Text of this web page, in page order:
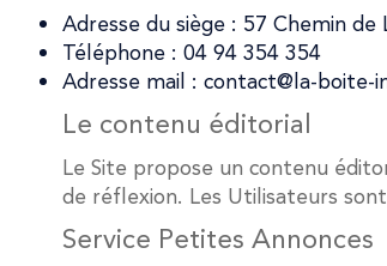
Adresse du siège : 57 Chemin
Téléphone : 04 94 354 354
Adresse mail : contact@la-boite-
Le contenu éditorial
Le Site propose un contenu
de réflexion. Les Utilisateurs
Service Petites Annonces